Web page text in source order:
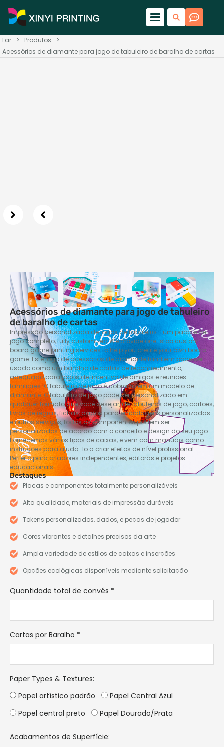
Lar > Produtos
>
Acessórios de diamante para jogo de tabuleiro de baralho de cartas
Acessórios de diamante para jogo de tabuleiro
de baralho de cartas
Impressão personalizada de jogos de tabuleiro – um pacote de
jogo completo,fully customized We provide one-stop custom
board game printing services to help you create your own board
game. Este jogo de acessórios de diamante também pode ser
usado como um baralho de cartas de reconhecimento,
adequado para jogos de incentivo de amigos e reuniões
familiares. O tabuleiro de jogo é dobrado em um modelo de
diamante. O tabuleiro de jogo pode ser personalizado em
qualquer formato que você desejar, de tabuleiros de jogo, cartões,
livros de regras, fichas, dados para embalagens personalizadas
e outros serviços, todos os componentes podem ser
personalizados de acordo com o conceito e design do seu jogo.
Fornecemos vários tipos de caixas, e vem com manuais como
instruções para ajudá-lo a criar efeitos de nível profissional.
Perfeito para criadores independentes, editoras e projetos
educacionais.
Destaques
Placas e componentes totalmente personalizáveis
Alta qualidade, materiais de impressão duráveis
Tokens personalizados, dados, e peças de jogador
Cores vibrantes e detalhes precisos da arte
Ampla variedade de estilos de caixas e inserções
Opções ecológicas disponíveis mediante solicitação
Quantidade total de convés *
Cartas por Baralho *
Paper Types & Textures:
Papel artístico padrão
Papel Central Azul
Papel central preto
Papel Dourado/Prata
Acabamentos de Superfície: